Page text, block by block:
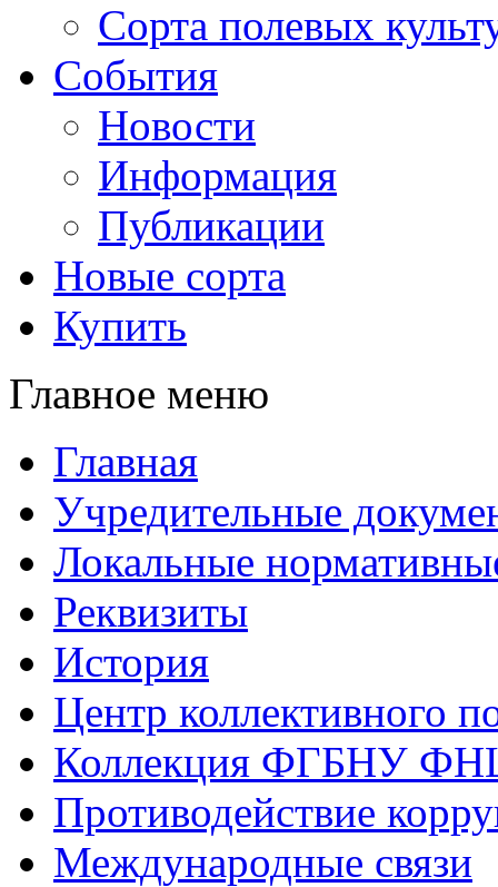
Сорта полевых
События
Новости
Информация
Публикации
Новые сорта
Купить
Главное меню
Главная
Учредительные
Локальные
Реквизиты
История
Центр коллективного
Коллекция ФГБНУ
Противодействие
Международные связи